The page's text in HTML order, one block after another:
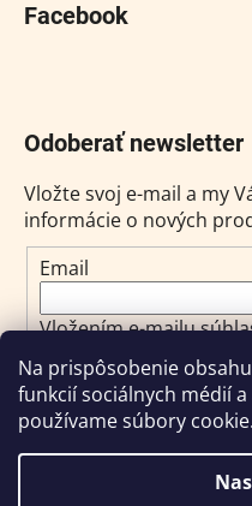
Na prispôsobenie
funkcií sociálnych médií
používame súbory
Facebook
Odoberať newsletter
Vložte svoj e-mail a my
informácie o nových
Email
Vložením e-mailu
ochrany osobných
PRIHLÁSIŤ SA